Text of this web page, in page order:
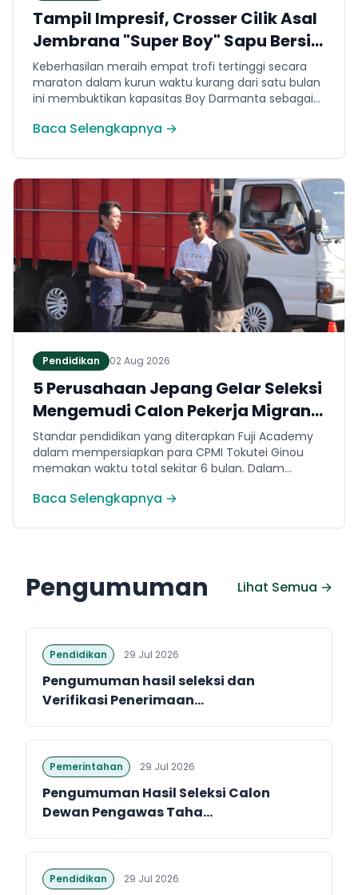
Tampil Impresif, Crosser Cilik Asal
Jembrana "Super Boy" Sapu Bersih
4 Gelar Juara Motocross 50cc di
Jawa
Keberhasilan meraih empat trofi tertinggi secara
maraton dalam kurun waktu kurang dari satu bulan
ini membuktikan kapasitas Boy Darmanta sebagai
dimiliki Jembrana di kancah motocross nasional
Baca Selengkapnya →
Pendidikan 02 Aug 2026
5 Perusahaan Jepang Gelar Seleksi
Mengemudi Calon Pekerja Migran
Jembrana
Standar pendidikan yang diterapkan Fuji Academy
dalam mempersiapkan para CPMI Tokutei Ginou
memakan waktu total sekitar 6 bulan. Dalam
menguasai sejumlah kompetensi. Seperti
(internal Fuji Academy). Sertifikasi resmi bahasa
Jepang.
Baca Selengkapnya →
Pengumuman Lihat Semua →
Pendidikan 29 Jul 2026
Pengumuman hasil seleksi dan
Verifikasi Penerimaan...
Pemerintahan 29 Jul 2026
Pengumuman Hasil Seleksi Calon
Dewan Pengawas Taha...
Pendidikan 29 Jul 2026